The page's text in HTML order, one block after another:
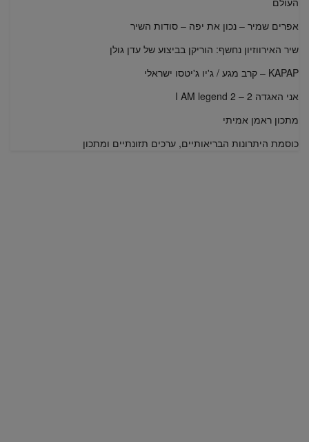
אפרים שמיר – נכון את יפה – סודות השיר
שיר האירווזיון נחשף: הוריקן בביצוע של עדן גולן
KAPAP – קרב מגע / ג'יו ג'יטסו ישראלי
אני האגדה 2 – I AM legend 2
מתכון ראמן אמיתי
כוסמת היתרונות הבריאותיים, ערכים תזונתיים ומתכון